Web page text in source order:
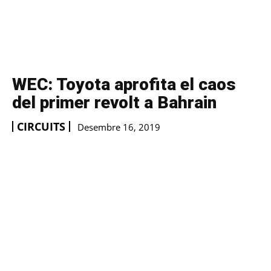
WEC: Toyota aprofita el caos
del primer revolt a Bahrain
CIRCUITS Desembre 16, 2019